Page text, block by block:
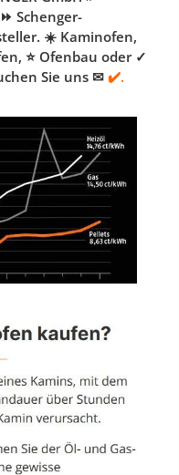
Schenger-
☀️ Kaminofen,
⭐ Ofenbau oder ✓
Sie uns ✉ ✔️.